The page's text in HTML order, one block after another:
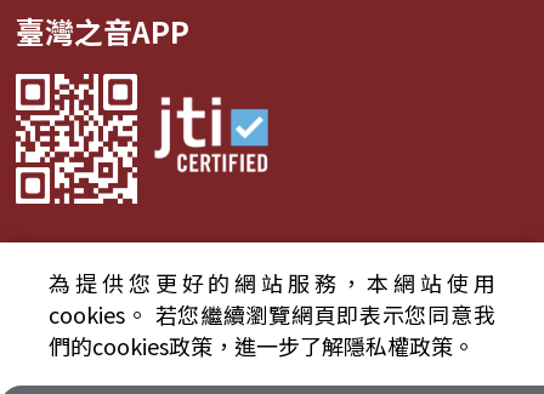
臺灣之音APP
© 2024財團法人中央廣播電臺 版權所有
資通安全政策聲明
服務條款 隱私權條款
為提供您更好的網站服務，本網站使用
cookies。 若您繼續瀏覽網頁即表示您同意我
們的cookies政策，進一步了解隱私權政策。